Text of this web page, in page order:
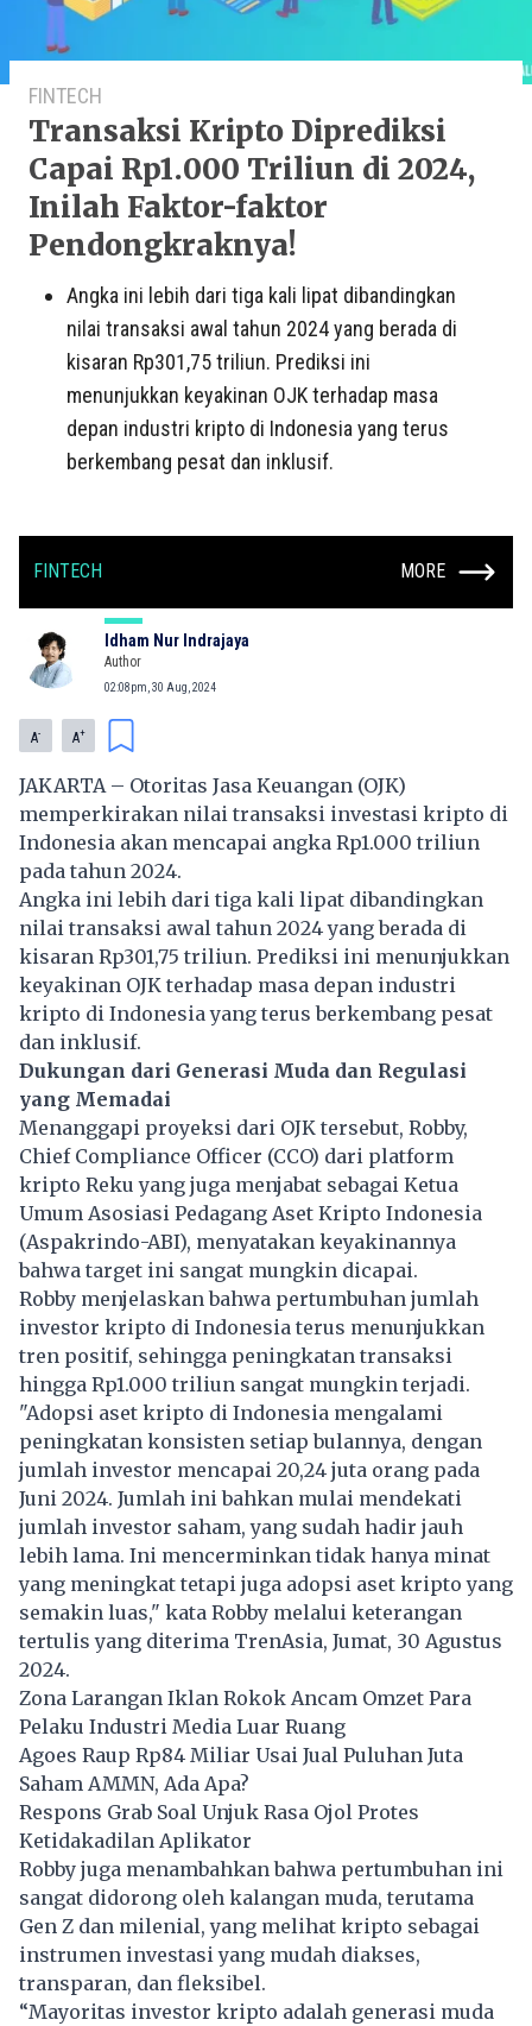
FINTECH
Transaksi Kripto Diprediksi
Capai Rp1.000 Triliun di 2024,
Inilah Faktor-faktor
Pendongkraknya!
Angka ini lebih dari tiga kali lipat dibandingkan
nilai transaksi awal tahun 2024 yang berada di
kisaran Rp301,75 triliun. Prediksi ini
menunjukkan keyakinan OJK terhadap masa
depan industri kripto di Indonesia yang terus
berkembang pesat dan inklusif.
FINTECH MORE
Idham Nur Indrajaya
Author
02:08pm, 30 Aug, 2024
A- A+
JAKARTA – Otoritas Jasa Keuangan (OJK)
memperkirakan nilai transaksi investasi kripto di
Indonesia akan mencapai angka Rp1.000 triliun
pada tahun 2024.
Angka ini lebih dari tiga kali lipat dibandingkan
nilai transaksi awal tahun 2024 yang berada di
kisaran Rp301,75 triliun. Prediksi ini menunjukkan
keyakinan OJK terhadap masa depan industri
kripto di Indonesia yang terus berkembang pesat
dan inklusif.
Dukungan dari Generasi Muda dan Regulasi
yang Memadai
Menanggapi proyeksi dari OJK tersebut, Robby,
Chief Compliance Officer (CCO) dari platform
kripto Reku yang juga menjabat sebagai Ketua
Umum Asosiasi Pedagang Aset Kripto Indonesia
(Aspakrindo-ABI), menyatakan keyakinannya
bahwa target ini sangat mungkin dicapai.
Robby menjelaskan bahwa pertumbuhan jumlah
investor kripto di Indonesia terus menunjukkan
tren positif, sehingga peningkatan transaksi
hingga Rp1.000 triliun sangat mungkin terjadi.
"Adopsi aset kripto di Indonesia mengalami
peningkatan konsisten setiap bulannya, dengan
jumlah investor mencapai 20,24 juta orang pada
Juni 2024. Jumlah ini bahkan mulai mendekati
jumlah investor saham, yang sudah hadir jauh
lebih lama. Ini mencerminkan tidak hanya minat
yang meningkat tetapi juga adopsi aset kripto yang
semakin luas," kata Robby melalui keterangan
tertulis yang diterima TrenAsia, Jumat, 30 Agustus
2024.
Zona Larangan Iklan Rokok Ancam Omzet Para
Pelaku Industri Media Luar Ruang
Agoes Raup Rp84 Miliar Usai Jual Puluhan Juta
Saham AMMN, Ada Apa?
Respons Grab Soal Unjuk Rasa Ojol Protes
Ketidakadilan Aplikator
Robby juga menambahkan bahwa pertumbuhan ini
sangat didorong oleh kalangan muda, terutama
Gen Z dan milenial, yang melihat kripto sebagai
instrumen investasi yang mudah diakses,
transparan, dan fleksibel.
“Mayoritas investor kripto adalah generasi muda